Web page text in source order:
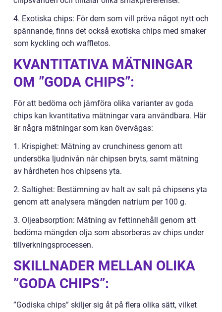
4. Exotiska chips: För dem som vill pröva något nytt och
spännande, finns det också exotiska chips med smaker
som kyckling och waffletos.
KVANTITATIVA MÄTNINGAR
OM ”GODA CHIPS”:
För att bedöma och jämföra olika varianter av goda
chips kan kvantitativa mätningar vara användbara. Här
är några mätningar som kan övervägas:
1. Krispighet: Mätning av crunchiness genom att
undersöka ljudnivån när chipsen bryts, samt mätning
av hårdheten hos chipsens yta.
2. Saltighet: Bestämning av halt av salt på chipsens yta
genom att analysera mängden natrium per 100 g.
3. Oljeabsorption: Mätning av fettinnehåll genom att
bedöma mängden olja som absorberas av chips under
tillverkningsprocessen.
SKILLNADER MELLAN OLIKA
”GODA CHIPS”:
”Godiska chips” skiljer sig åt på flera olika sätt, vilket